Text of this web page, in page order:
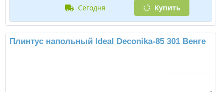
сегодня
Купить
Плинтус напольный Ideal Deconika-85 301 Венге